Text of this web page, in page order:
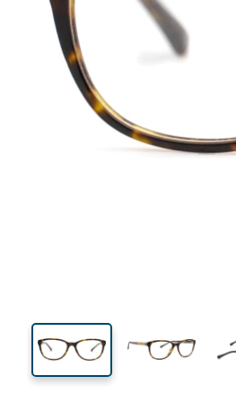
Μήκος σκελετού
37 mm
Ύψος φακού